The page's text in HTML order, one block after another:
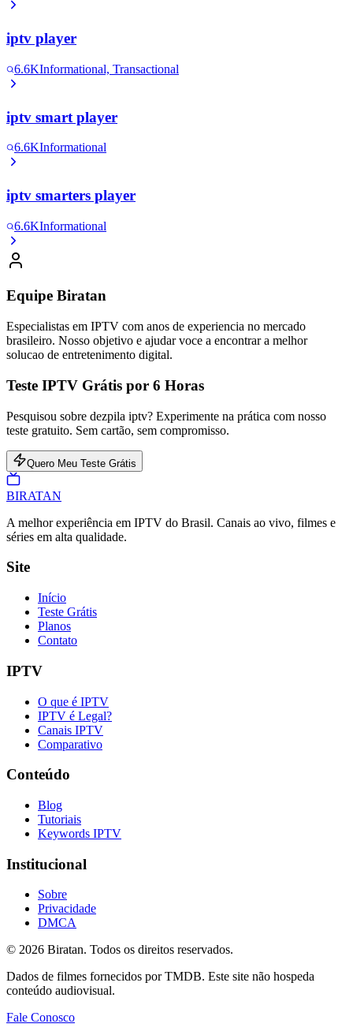
iptv player
6.6KInformational, Transactional
iptv smart player
6.6KInformational
iptv smarters player
6.6KInformational
Equipe Biratan
Especialistas em IPTV com anos de experiencia no mercado
brasileiro. Nosso objetivo e ajudar voce a encontrar a melhor
solucao de entretenimento digital.
Teste IPTV Grátis por 6 Horas
Pesquisou sobre dezpila iptv? Experimente na prática com nosso
teste gratuito. Sem cartão, sem compromisso.
Quero Meu Teste Grátis
BIRATAN
A melhor experiência em IPTV do Brasil. Canais ao vivo, filmes e
séries em alta qualidade.
Site
Início
Teste Grátis
Planos
Contato
IPTV
O que é IPTV
IPTV é Legal?
Canais IPTV
Comparativo
Conteúdo
Blog
Tutoriais
Keywords IPTV
Institucional
Sobre
Privacidade
DMCA
© 2026 Biratan. Todos os direitos reservados.
Dados de filmes fornecidos por TMDB. Este site não hospeda
conteúdo audiovisual.
Fale Conosco